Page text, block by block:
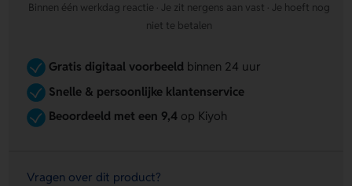
Binnen één werkdag reactie · Je zit nergens aan vast · Je hoeft nog
niet te betalen
Gratis digitaal voorbeeld binnen 24 uur
Snelle & persoonlijke klantenservice
Beoordeeld met een 9,4op Kiyoh
Vragen over dit product?